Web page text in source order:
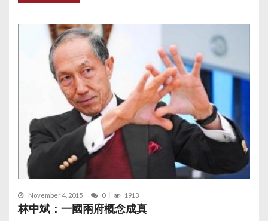
November 4, 2015 0 1913
林中斌：一國兩府概念成真